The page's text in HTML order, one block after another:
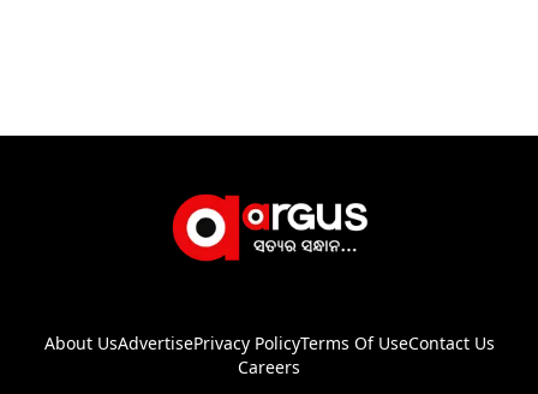
About UsAdvertisePrivacy PolicyTerms Of UseContact Us
Careers